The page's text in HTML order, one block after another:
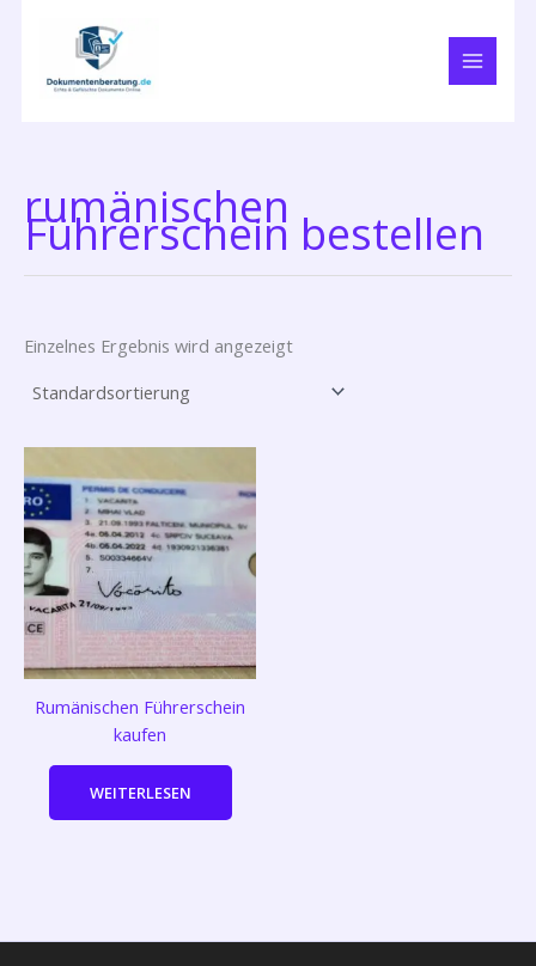
rumänischen
Führerschein bestellen
Einzelnes Ergebnis wird angezeigt
Rumänischen Führerschein
kaufen
WEITERLESEN